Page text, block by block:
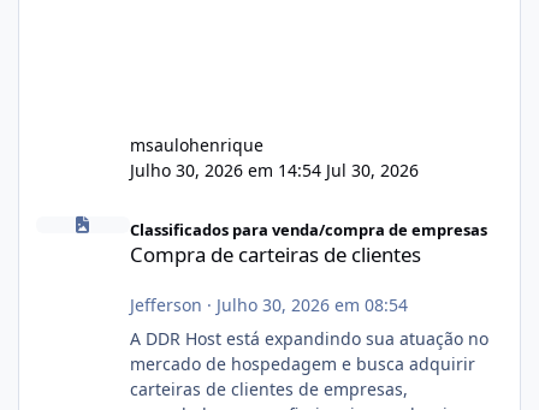
msaulohenrique
Julho 30, 2026 em 14:54 Jul 30, 2026
Classificados para venda/compra de empresas
Compra de carteiras de clientes
Jefferson · Julho 30, 2026 em 08:54
A DDR Host está expandindo sua atuação no
mercado de hospedagem e busca adquirir
carteiras de clientes de empresas,